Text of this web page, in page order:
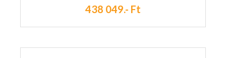
438 049.- Ft